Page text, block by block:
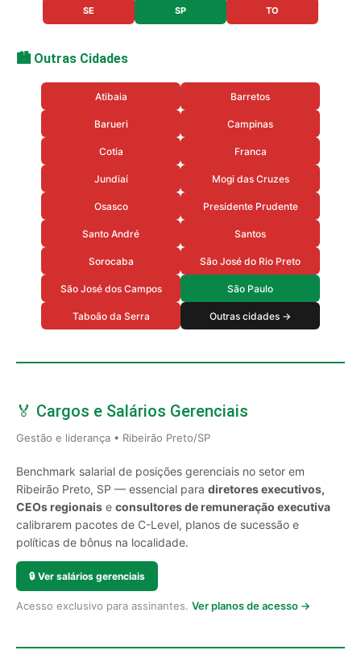
SE SP TO
🏙️ Outras Cidades
Atibaia Barretos
Barueri Campinas
Cotia Franca
Jundiaí Mogi das Cruzes
Osasco Presidente Prudente
Santo André Santos
Sorocaba São José do Rio Preto
São José dos Campos São Paulo
Taboão da Serra Outras cidades →
🏅 Cargos e Salários Gerenciais
Gestão e liderança • Ribeirão Preto/SP
Benchmark salarial de posições gerenciais no setor em
Ribeirão Preto, SP — essencial para diretores executivos,
CEOs regionais e consultores de remuneração executiva
calibrarem pacotes de C-Level, planos de sucessão e
políticas de bônus na localidade.
🔒 Ver salários gerenciais
Acesso exclusivo para assinantes. Ver planos de acesso →